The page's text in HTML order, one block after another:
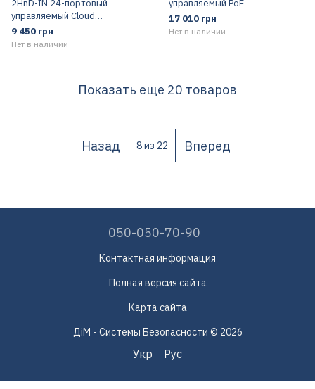
2HnD-IN 24-портовый
управляемый Cloud
коммутатор с Wi-Fi
9 450 грн
Нет в наличии
управляемый PoE
17 010 грн
Нет в наличии
Показать еще 20 товаров
Назад 8из 22 Вперед
050-050-70-90
Контактная информация
Полная версия сайта
Карта сайта
ДіМ - Системы Безопасности © 2026
Укр Рус